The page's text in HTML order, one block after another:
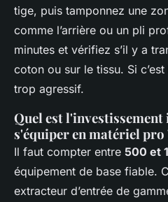
tige, puis tamponnez une
comme l’arrière ou un pli
minutes et vérifiez s’il y a
coton ou sur le tissu. Si
trop agressif.
Quel est
s'équiper en matériel pro
Il faut compter entre 500 et
équipement de base fiable.
extracteur d’entrée de